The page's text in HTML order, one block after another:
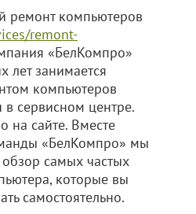
ремонт компьютеров
remont-
«БелКомпро»
лет занимается
компьютеров
сервисном центре.
на сайте. Вместе
«БелКомпро» мы
самых частых
которые вы
самостоятельно.